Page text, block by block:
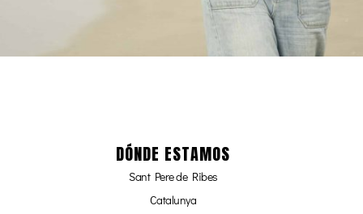
DÓNDE ESTAMOS
Sant Pere de Ribes
Catalunya